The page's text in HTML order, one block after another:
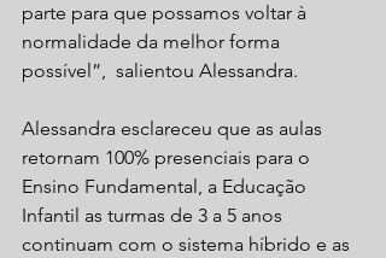
parte para que possamos voltar à
normalidade da melhor forma
possível”,  salientou Alessandra.
Alessandra esclareceu que as aulas
retornam 100% presenciais para o
Ensino Fundamental, a Educação
Infantil as turmas de 3 a 5 anos
continuam com o sistema híbrido e as